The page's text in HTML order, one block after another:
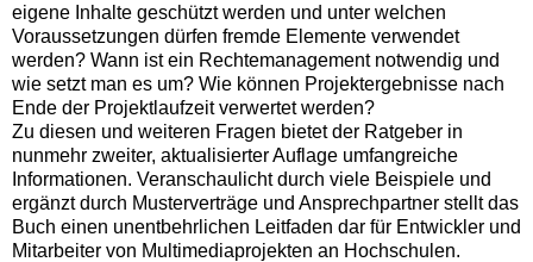
eigene Inhalte geschützt werden und unter welchen
Voraussetzungen dürfen fremde Elemente verwendet
werden? Wann ist ein Rechtemanagement notwendig und
wie setzt man es um? Wie können Projektergebnisse nach
Ende der Projektlaufzeit verwertet werden?
Zu diesen und weiteren Fragen bietet der Ratgeber in
nunmehr zweiter, aktualisierter Auflage umfangreiche
Informationen. Veranschaulicht durch viele Beispiele und
ergänzt durch Musterverträge und Ansprechpartner stellt das
Buch einen unentbehrlichen Leitfaden dar für Entwickler und
Mitarbeiter von Multimediaprojekten an Hochschulen.